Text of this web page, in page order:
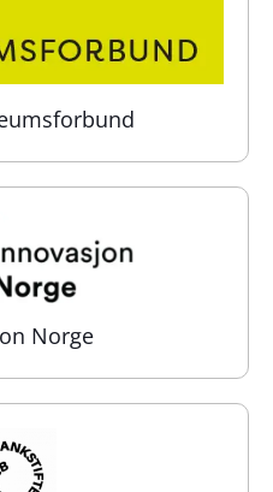
Norge